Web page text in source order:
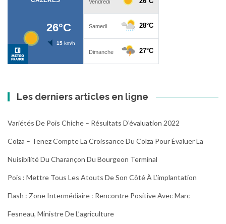
Les derniers articles en ligne
Variétés De Pois Chiche – Résultats D’évaluation 2022
Colza – Tenez Compte La Croissance Du Colza Pour Évaluer La
Nuisibilité Du Charançon Du Bourgeon Terminal
Pois : Mettre Tous Les Atouts De Son Côté À L’implantation
Flash : Zone Intermédiaire : Rencontre Positive Avec Marc
Fesneau, Ministre De L’agriculture